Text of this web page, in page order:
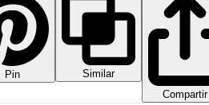
Pin
Similar
Compartir